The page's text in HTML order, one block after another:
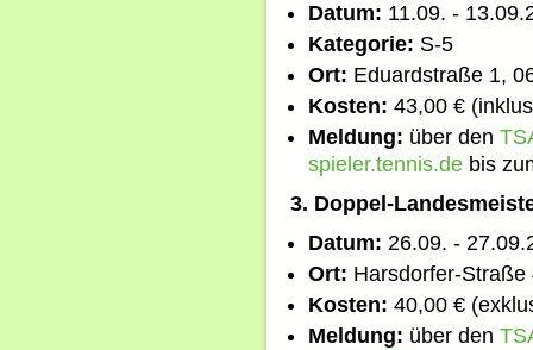
Datum: 11.09. -
Kategorie: S-5
Ort: Eduardstraße 1,
Kosten: 43,00 €
Meldung: über den
spieler.tennis.de bis
3. Doppel-
Datum: 26.09. -
Ort: Harsdorfer-
Kosten: 40,00 €
Meldung: über den